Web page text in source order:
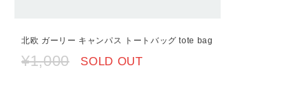
北欧 ガーリー キャンパス トートバッグ tote bag
¥1,000 SOLD OUT